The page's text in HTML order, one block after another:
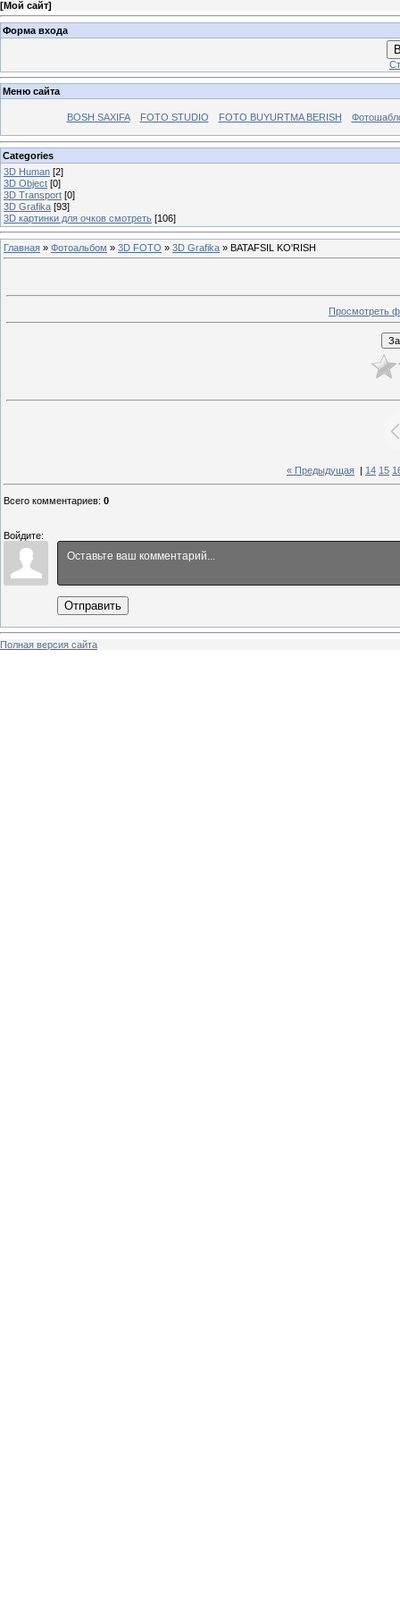
[Мой сайт]
Форма входа
Меню сайта
BOSH SAXIFA FOTO STUDIO FOTO BUYURTMA BERISH
Categories
3D Human [2]
3D Object [0]
3D Transport [0]
3D Grafika [93]
3D картинки для очков смотреть [106]
Главная » Фотоальбом » 3D FOTO » 3D Grafika » BATAFSIL KO'RISH
Просмотреть
« Предыдущая 14 15
Всего комментариев: 0
Войдите:
Отправить
Полная версия сайта